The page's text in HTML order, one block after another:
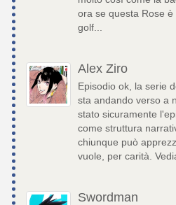
ora se questa Rose
golf...
Alex Ziro
Episodio ok, la serie
sta andando verso a
stato sicuramente
come struttura
chiunque può
vuole, per carità.
Swordman